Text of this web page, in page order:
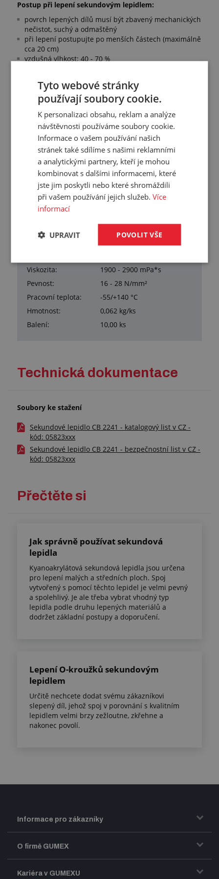
Postup při lepení sekundovým lepidlem:
povrch lepených dílů musí být zbavený mechanických
nečistot, suchý a odmaštěný
při lepení postupujte po menších částech (maximálně
cca 20 cm)
vzdušná vlhkost: 40 - 70 %
přiložte druhou stranu na polepenou plochu a
postupně lepené plochy přitlačujte k sobě
lepené plochy k sobě pevně přitlačujte po dobu 20 až
30 sekund
u gelového typu lepidla nechte spoj zatížený až 2
minuty
plné zatížení lepeného spoje se doporučuje až po 24
Další informace:
dříve značeno jako CB 2241
Přehled vlastností
Viskozita:
1900 - 2900 mPa*s
Pevnost:
16 - 28 N/mm²
Pracovní teplota:
-55/+140 °C
Hmotnost:
0,062 kg/ks
Balení:
10,00 ks
Technická dokumentace
Soubory ke stažení
Sekundové lepidlo CB 2241 - katalogový list v CZ -
kód: 05823xxx
Sekundové lepidlo CB 2241 - bezpečnostní list v CZ -
kód: 05823xxx
Přečtěte si
Jak správně používat sekundová
lepidla
Kyanoakrylátová sekundová lepidla jsou určena
pro lepení malých a středních ploch. Spoj
vytvořený s pomocí těchto lepidel je velmi pevný
a spolehlivý. Je ale třeba vybrat vhodný typ
lepidla podle druhu lepených materiálů a
dodržet základní postupy a doporučení.
Lepení O-kroužků sekundovým
lepidlem
Určitě nechcete dodat svému zákazníkovi
slepený díl, jehož spoj v porovnání s kvalitním
lepidlem velmi brzy zežloutne, zkřehne a
nakonec povolí.
Informace pro zákazníky
Doprava a zasílání zboží
Obchodní podmínky
O firmě GUMEX
Představení firmy GUMEX
Kariéra v GUMEXU
Tyto webové stránky
používají soubory cookie.
K personalizaci obsahu, reklam a analýze
návštěvnosti používáme soubory cookie.
Informace o vašem používání našich
stránek také sdílíme s našimi reklamními
a analytickými partnery, kteří je mohou
kombinovat s dalšími informacemi, které
jste jim poskytli nebo které shromáždili
při vašem používání jejich služeb.Více
informací
POVOLIT VŠE
UPRAVIT